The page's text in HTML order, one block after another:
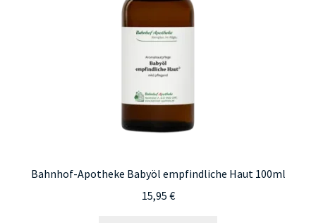
Bahnhof-Apotheke Babyöl empfindliche Haut 100ml
15,95 €